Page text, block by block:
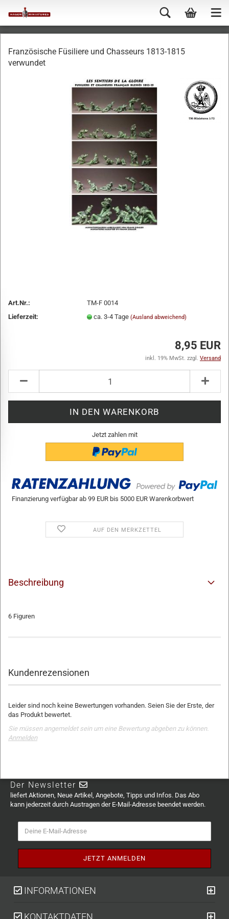
Französische Füsiliere und Chasseurs 1813-1815
verwundet
Art.Nr.:
TM-F 0014
Lieferzeit:
ca. 3-4 Tage (Ausland abweichend)
8,95 EUR
inkl. 19% MwSt. zzgl. Versand
Jetzt zahlen mit
Finanzierung verfügbar ab 99 EUR bis 5000 EUR Warenkorbwert
AUF DEN MERKZETTEL
Beschreibung
6 Figuren
Kundenrezensionen
Leider sind noch keine Bewertungen vorhanden. Seien Sie der Erste, der
das Produkt bewertet.
Sie müssen angemeldet sein um eine Bewertung abgeben zu können.
Anmelden
Der Newsletter
liefert Aktionen, Neue Artikel, Angebote, Tipps und Infos. Das Abo
kann jederzeit durch Austragen der E-Mail-Adresse beendet werden.
INFORMATIONEN
KONTAKTDATEN